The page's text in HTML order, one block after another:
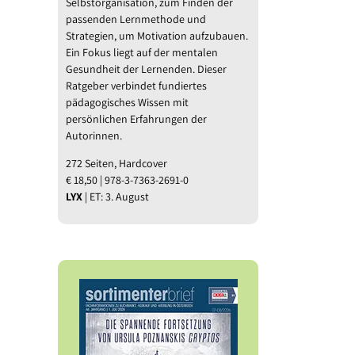
passenden Lernmethode und
Strategien, um Motivation aufzubauen.
Ein Fokus liegt auf der mentalen
Gesundheit der Lernenden. Dieser
Ratgeber verbindet fundiertes
pädagogisches Wissen mit
persönlichen Erfahrungen der
Autorinnen.
272 Seiten, Hardcover
€ 18,50 | 978-3-7363-2691-0
LYX | ET: 3. August